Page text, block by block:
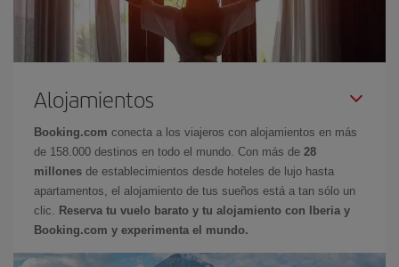
Alojamientos
Booking.com conecta a los viajeros con alojamientos en más
de 158.000 destinos en todo el mundo. Con más de 28
millones de establecimientos desde hoteles de lujo hasta
apartamentos, el alojamiento de tus sueños está a tan sólo un
clic.
Reserva tu vuelo barato y tu alojamiento con Iberia y
Booking.com y experimenta el mundo.